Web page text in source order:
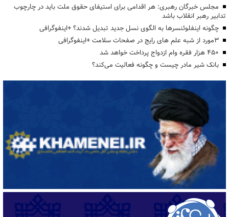
مجلس خبرگان رهبری: هر اقدامی برای استیفای حقوق ملت باید در چارچوب
تدابیر رهبر انقلاب باشد
چگونه اینفلوئنسرها به الگوی نسل جدید تبدیل شدند؟ +اینفوگرافی
3مورد از شبه علم های رایج در صفحات سلامت +اینفوگرافی
۴۵۰ هزار فقره وام ازدواج پرداخت خواهد شد
بانک شیر مادر چیست و چگونه فعالیت می‌کند؟